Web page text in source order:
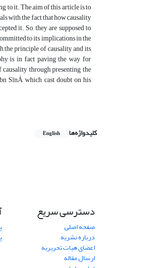
to it. The aim of this article is to
with the fact that how causality
it. So, they are supposed to
to its implications in the
the principle of causality and its
is in fact paving the way for
causality through presenting the
SīnÁ, which cast doubt on his
کلیدواژه‌ها English
دسترسی سریع
صفحه اصلی
درباره نشریه
اعضای هیات تحریریه
ارسال مقاله